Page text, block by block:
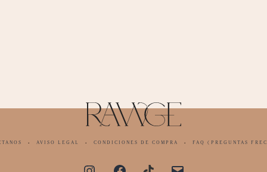
· AVISO LEGAL · CONDICIONES DE COMPRA · FAQ (PREGUNTAS